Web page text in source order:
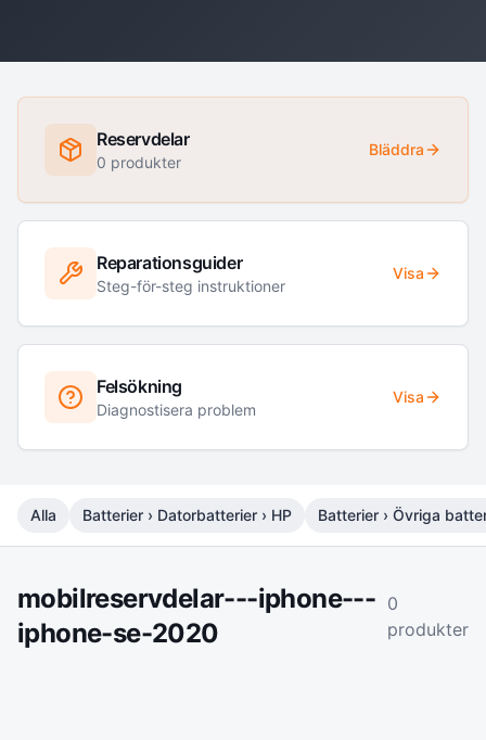
Reservdelar
0 produkter
Bläddra
Reparationsguider
Steg-för-steg instruktioner
Visa
Felsökning
Diagnostisera problem
Visa
Alla Batterier › Datorbatterier › HP Batterier › Övriga
mobilreservdelar---iphone---
iphone-se-2020
0
produkter